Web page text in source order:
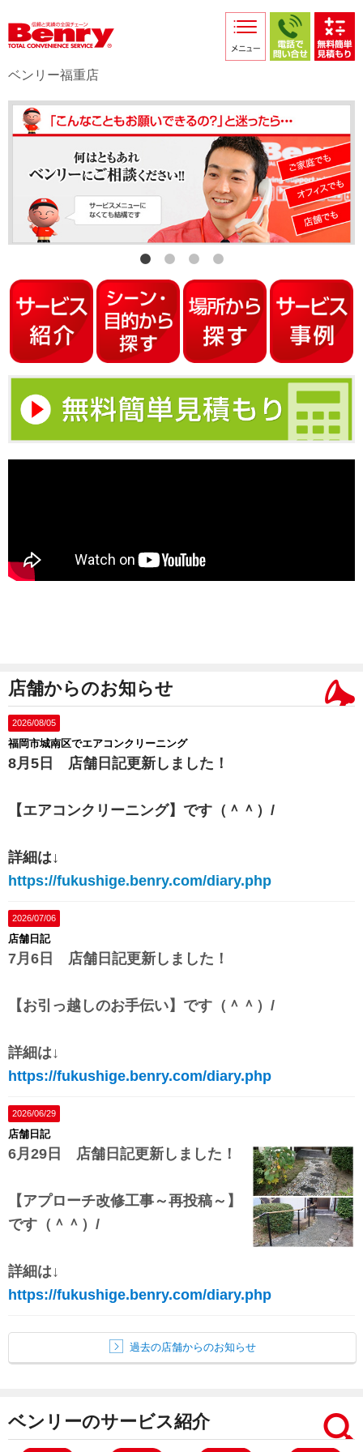
採用情報
店舗からのお知らせ
店舗日記
スタッフ紹介
プライバシーポリシー
本部スマホサイト
ベンリー福重店
店舗からのお知らせ
2026/08/05
福岡市城南区でエアコンクリーニング
8月5日 店舗日記更新しました！
【エアコンクリーニング】です（＾＾）/
詳細は↓
https://fukushige.benry.com/diary.php
2026/07/06
店舗日記
7月6日 店舗日記更新しました！
【お引っ越しのお手伝い】です（＾＾）/
詳細は↓
https://fukushige.benry.com/diary.php
2026/06/29
店舗日記
6月29日 店舗日記更新しました！
【アプローチ改修工事～再投稿～ 】
です（＾＾）/
詳細は↓
https://fukushige.benry.com/diary.php
過去の店舗からのお知らせ
ベンリーのサービス紹介